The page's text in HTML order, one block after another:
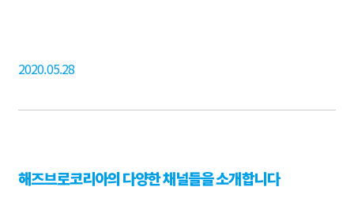
2020.05.28
해즈브로코리아의 다양한 채널들을 소개합니다